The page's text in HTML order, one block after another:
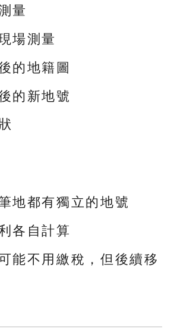
量
場測量
的地籍圖
的新地號
地都有獨立的地號
各自計算
能不用繳稅，但後續移